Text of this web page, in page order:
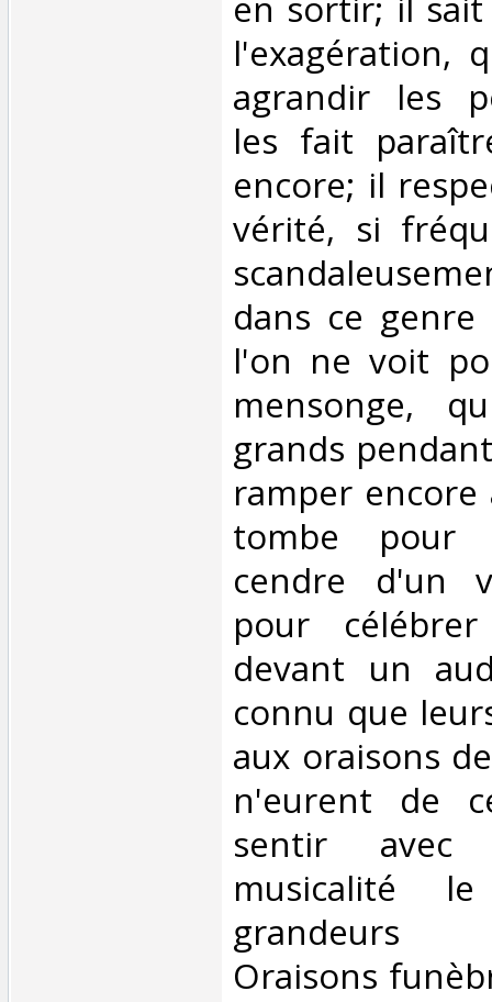
l'exagération,
agrandir les
les fait
encore; il
vérité, si
dans ce genre
l'on ne voit
mensonge,
grands
ramper
tombe pour
cendre d'un
pour
devant un
connu que
aux oraisons
n'eurent de
sentir avec
musicalité
grandeurs
Oraisons